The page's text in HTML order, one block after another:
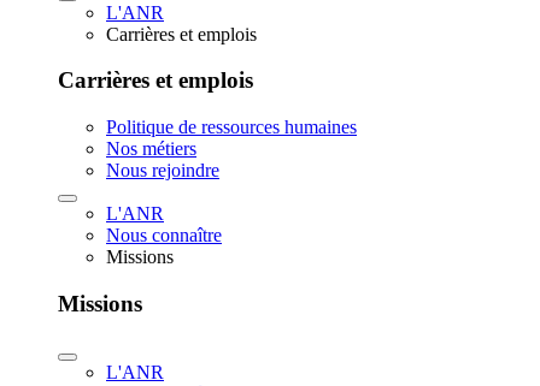
L'ANR
Carrières et emplois
Carrières et emplois
Politique de ressources humaines
Nos métiers
Nous rejoindre
L'ANR
Nous connaître
Missions
Missions
L'ANR